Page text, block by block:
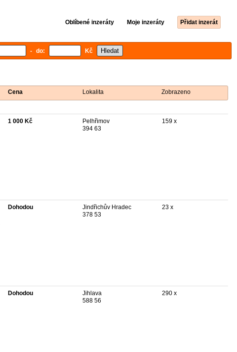
Oblíbené inzeráty Moje inzeráty Přidat inzerát
- do: Kč
Cena Lokalita Zobrazeno
1 000 Kč
Pelhřimov
394 63
159 x
Dohodou
Jindřichův Hradec
378 53
23 x
Dohodou
Jihlava
588 56
290 x